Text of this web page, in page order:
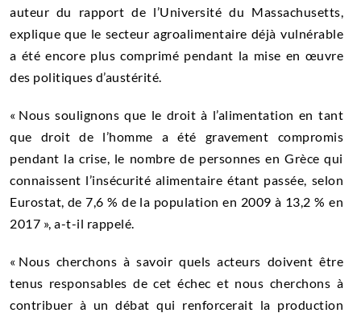
auteur du rapport de l’Université du Massachusetts,
explique que le secteur agroalimentaire déjà vulnérable
a été encore plus comprimé pendant la mise en œuvre
des politiques d’austérité.
« Nous soulignons que le droit à l’alimentation en tant
que droit de l’homme a été gravement compromis
pendant la crise, le nombre de personnes en Grèce qui
connaissent l’insécurité alimentaire étant passée, selon
Eurostat, de 7,6 % de la population en 2009 à 13,2 % en
2017 », a-t-il rappelé.
« Nous cherchons à savoir quels acteurs doivent être
tenus responsables de cet échec et nous cherchons à
contribuer à un débat qui renforcerait la production